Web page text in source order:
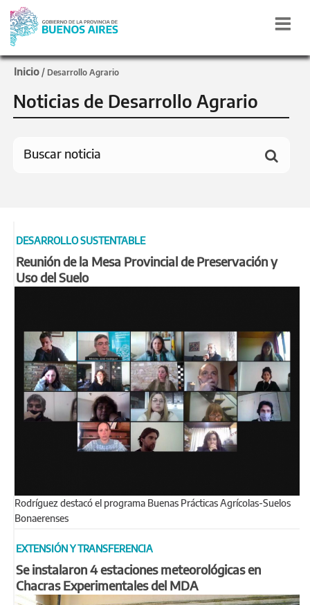
Inicio / Desarrollo Agrario
Noticias de Desarrollo Agrario
DESARROLLO SUSTENTABLE
Reunión de la Mesa Provincial de Preservación y
Uso del Suelo
Rodríguez destacó el programa Buenas Prácticas Agrícolas-Suelos
Bonaerenses
EXTENSIÓN Y TRANSFERENCIA
Se instalaron 4 estaciones meteorológicas en
Chacras Experimentales del MDA